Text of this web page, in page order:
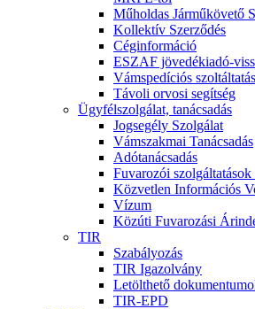
Műholdas Járműkövető
Kollektív Szerződés
Céginformáció
ESZAF jövedékiadó-
Vámspedíciós szoltáltatás
Távoli orvosi segítség
Ügyfélszolgálat, tanácsadás
Jogsegély Szolgálat
Vámszakmai Tanácsadás
Adótanácsadás
Fuvarozói szolgáltatások
Közvetlen Információs
Vízum
Közúti Fuvarozási
TIR
Szabályozás
TIR Igazolvány
Letölthető
TIR-EPD